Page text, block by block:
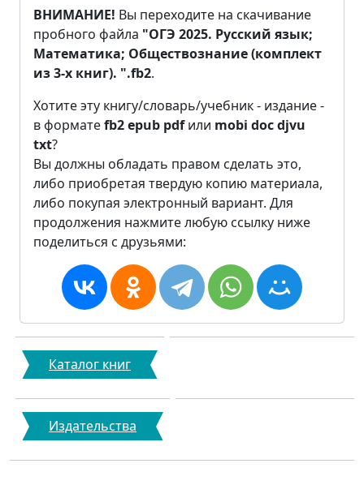
ВНИМАНИЕ! Вы переходите на скачивание
пробного файла "ОГЭ 2025. Русский язык;
Математика; Обществознание (комплект
из 3-х книг). ".fb2.
Хотите эту книгу/словарь/учебник - издание -
в форматеfb2epub pdfили mobi docdjvu
txt?
Вы должны обладать правом сделать это,
либо приобретая твердую копию материала,
либо покупая электронный вариант. Для
продолжения нажмите любую ссылку ниже
поделиться с друзьями:
Каталог книг
Издательства